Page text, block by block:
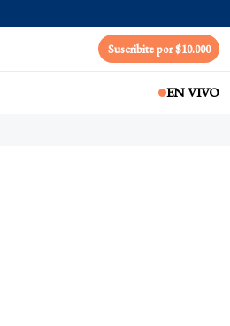
Suscribite por $10.000
EN VIVO